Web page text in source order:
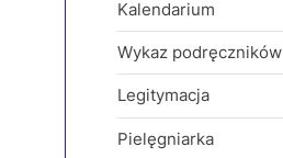
Kalendarium
Wykaz podręczników
Legitymacja
Pielęgniarka